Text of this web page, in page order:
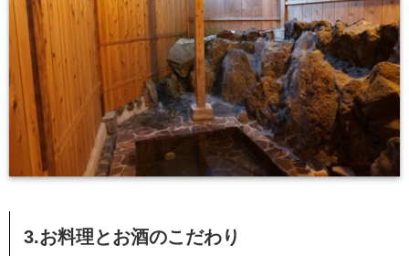
3.お料理とお酒のこだわり